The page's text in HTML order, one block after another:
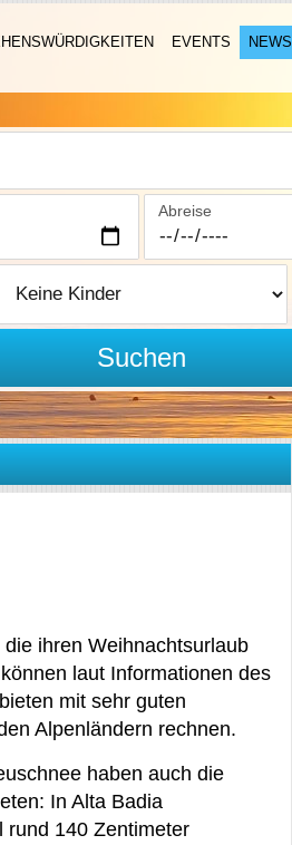
EVENTS NEWS
Abreise
Suchen
ihren Weihnachtsurlaub
laut Informationen des
mit sehr guten
Alpenländern rechnen.
haben auch die
In Alta Badia
rund 140 Zentimeter